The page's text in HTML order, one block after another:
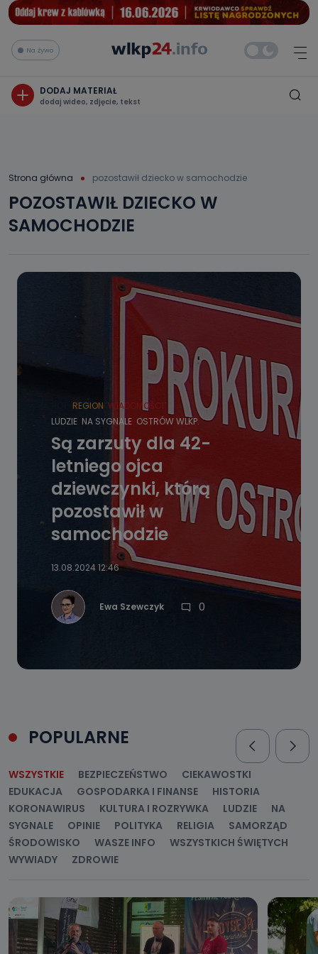
Na żywo
DODAJ MATERIAŁ
dodaj wideo, zdjęcie, tekst
Strona główna pozostawił dziecko w samochodzie
POZOSTAWIŁ DZIECKO W
SAMOCHODZIE
REGION WIADOMOŚCI
LUDZIE NA SYGNALE OSTRÓW WLKP.
Są zarzuty dla 42-
letniego ojca
dziewczynki, którą
pozostawił w
samochodzie
13.08.2024 12:46
Ewa Szewczyk 0
POPULARNE
WSZYSTKIE BEZPIECZEŃSTWO
CIEKAWOSTKI
EDUKACJA
GOSPODARKA I FINANSE
HISTORIA
KORONAWIRUS
KULTURA I ROZRYWKA LUDZIE
NA
SYGNALE
OPINIE POLITYKA RELIGIA
SAMORZĄD
ŚRODOWISKO
WASZE INFO
WSZYSTKICH ŚWIĘTYCH
WYWIADY
ZDROWIE